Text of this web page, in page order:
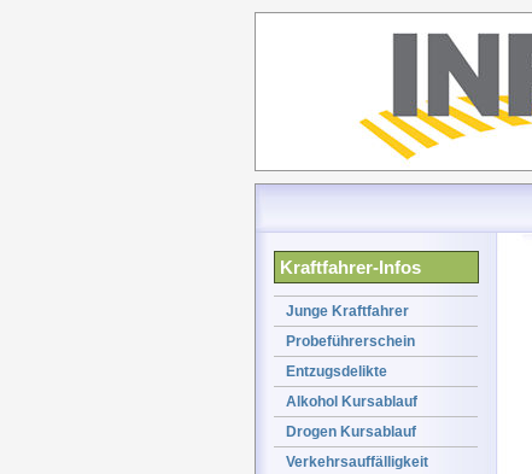
Kraftfahrer-Infos
Junge Kraftfahrer
Probeführerschein
Entzugsdelikte
Alkohol Kursablauf
Drogen Kursablauf
Verkehrsauffälligkeit